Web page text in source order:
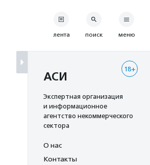
лента поиск меню
18+
АСИ
Экспертная организация
и информационное
агентство некоммерческого
сектора
О нас
Контакты